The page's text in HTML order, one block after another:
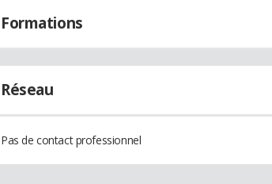
Formations
Réseau
Pas de contact professionnel